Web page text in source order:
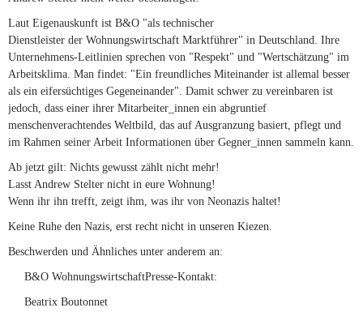
Laut Eigenauskunft ist B&O "als technischer
Dienstleister der Wohnungswirtschaft Marktführer" in Deutschland. Ihre
Unternehmens-Leitlinien sprechen von "Respekt" und "Wertschätzung" im
Arbeitsklima. Man findet: "Ein freundliches Miteinander ist allemal besser
als ein eifersüchtiges Gegeneinander". Damit schwer zu vereinbaren ist
jedoch, dass einer ihrer Mitarbeiter_innen ein abgruntief
menschenverachtendes Weltbild, das auf Ausgranzung basiert, pflegt und
im Rahmen seiner Arbeit Informationen über Gegner_innen sammeln kann.
Ab jetzt gilt: Nichts gewusst zählt nicht mehr!
Lasst Andrew Stelter nicht in eure Wohnung!
Wenn ihr ihn trefft, zeigt ihm, was ihr von Neonazis haltet!
Keine Ruhe den Nazis, erst recht nicht in unseren Kiezen.
Beschwerden und Ähnliches unter anderem an:
B&O WohnungswirtschaftPresse-Kontakt:
Beatrix Boutonnet